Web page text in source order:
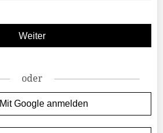
oder
Mit Google anmelden